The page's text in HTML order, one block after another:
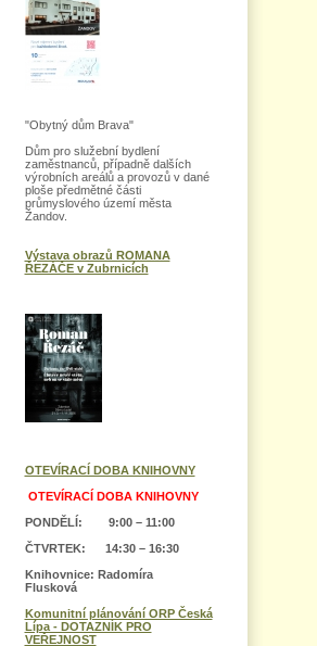
"Obytný dům Brava"
Dům pro služební bydlení
zaměstnanců, případně dalších
výrobních areálů a provozů v dané
ploše předmětné části
průmyslového území města
Žandov.
Výstava obrazů ROMANA
ŘEZÁČE v Zubrnicích
OTEVÍRACÍ DOBA KNIHOVNY
OTEVÍRACÍ DOBA KNIHOVNY
PONDĚLÍ: 9:00 – 11:00
ČTVRTEK: 14:30 – 16:30
Knihovnice: Radomíra
Flusková
Komunitní plánování ORP Česká
Lípa - DOTAZNÍK PRO
VEŘEJNOST